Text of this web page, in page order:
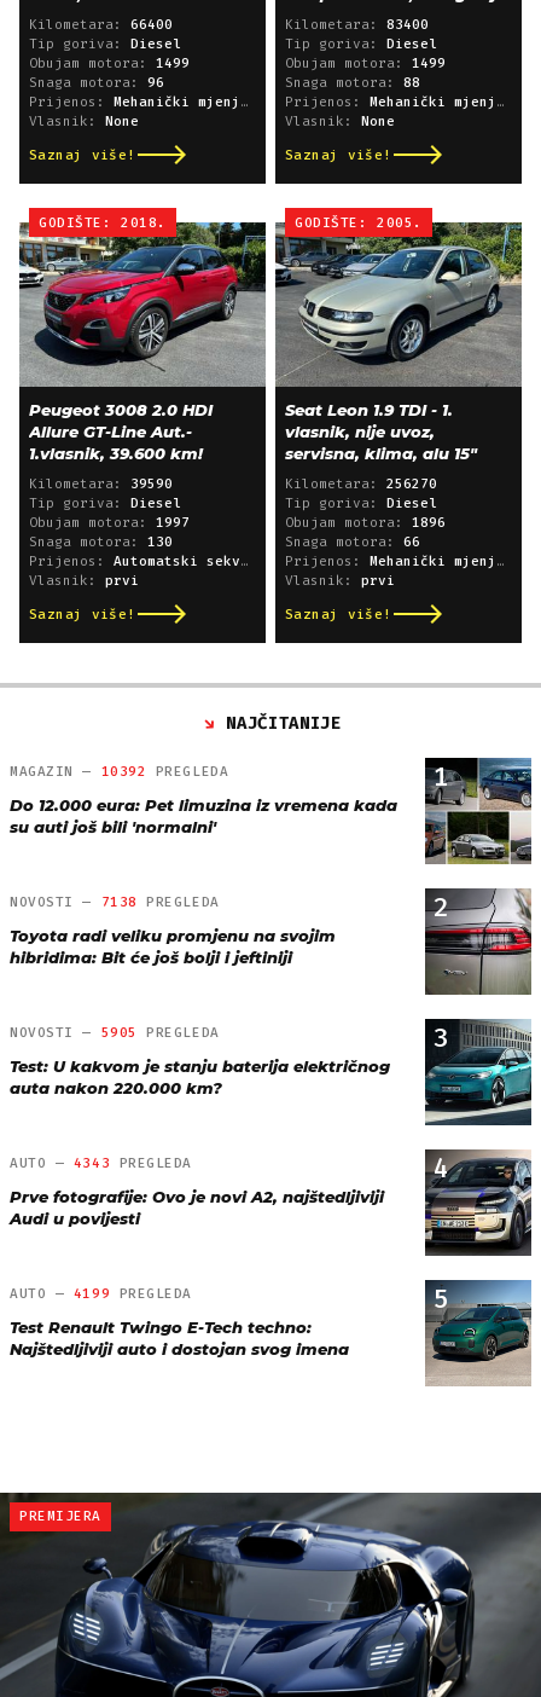
Kilometara: 66400
Tip goriva: Diesel
Obujam motora: 1499
Snaga motora: 96
Prijenos: Mehanički mjenjač
Vlasnik: None
Saznaj više!
Kilometara: 83400
Tip goriva: Diesel
Obujam motora: 1499
Snaga motora: 88
Prijenos: Mehanički mjenjač
Vlasnik: None
Saznaj više!
GODIŠTE: 2018.
Peugeot 3008 2.0 HDI
Allure GT-Line Aut.-
1.vlasnik, 39.600 km!
Kilometara: 39590
Tip goriva: Diesel
Obujam motora: 1997
Snaga motora: 130
Prijenos: Automatski sekvencijski
Vlasnik: prvi
Saznaj više!
GODIŠTE: 2005.
Seat Leon 1.9 TDI - 1.
vlasnik, nije uvoz,
servisna, klima, alu 15"
Kilometara: 256270
Tip goriva: Diesel
Obujam motora: 1896
Snaga motora: 66
Prijenos: Mehanički mjenjač
Vlasnik: prvi
Saznaj više!
NAJČITANIJE
1
MAGAZIN — 10392 PREGLEDA
Do 12.000 eura: Pet limuzina iz vremena kada
su auti još bili 'normalni'
2
NOVOSTI — 7138 PREGLEDA
Toyota radi veliku promjenu na svojim
hibridima: Bit će još bolji i jeftiniji
3
NOVOSTI — 5905 PREGLEDA
Test: U kakvom je stanju baterija električnog
auta nakon 220.000 km?
4
AUTO — 4343 PREGLEDA
Prve fotografije: Ovo je novi A2, najštedljiviji
Audi u povijesti
5
AUTO — 4199 PREGLEDA
Test Renault Twingo E-Tech techno:
Najštedljiviji auto i dostojan svog imena
PREMIJERA